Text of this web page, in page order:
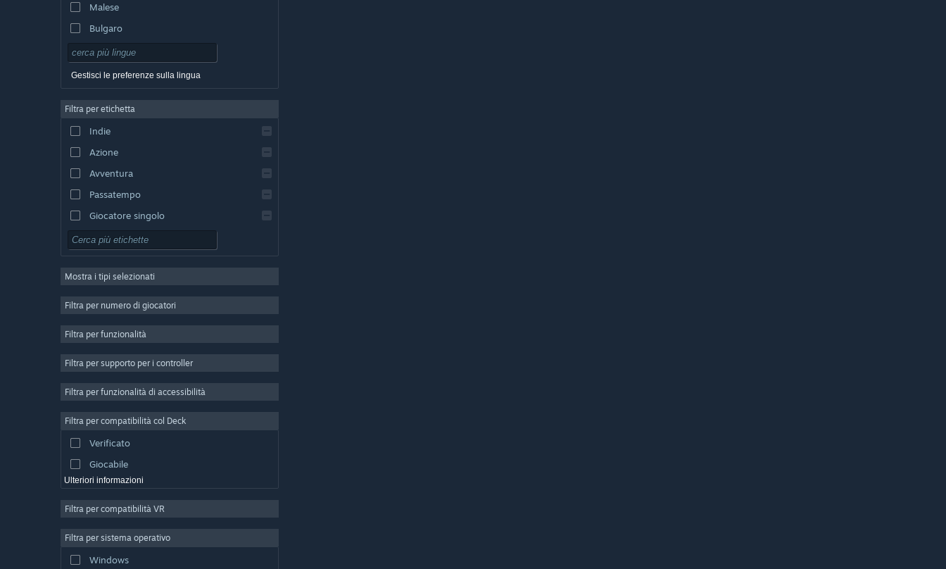
Malese
Bulgaro
Ceco
Danese
Inglese
Spagnolo - Spagna
Spagnolo - America Latina
Gestisci le preferenze sulla lingua
Filtra per etichetta
Indie
Azione
Avventura
Passatempo
Giocatore singolo
Simulazione
Strategia
Free-to-Play
Pieni di colore
Esplorazione
Mostra i tipi selezionati
Filtra per numero di giocatori
Filtra per funzionalità
Filtra per supporto per i controller
Filtra per funzionalità di accessibilità
Filtra per compatibilità col Deck
Verificato
Giocabile
Ulteriori informazioni
Filtra per compatibilità VR
Filtra per sistema operativo
Windows